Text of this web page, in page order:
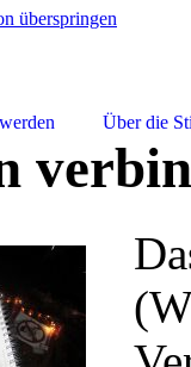
überspringen
Über die